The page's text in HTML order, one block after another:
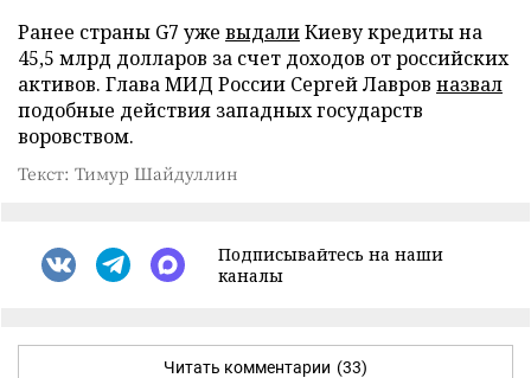
Ранее страны G7 уже выдалиКиеву кредиты на
45,5 млрд долларов за счет доходов от российских
активов. Глава МИД России Сергей Лавров назвал
подобные действия западных государств
воровством.
Текст: Тимур Шайдуллин
Подписывайтесь на наши
каналы
Читать комментарии (33)